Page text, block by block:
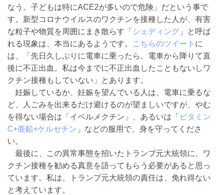
なう。子どもは特にACE2が多いので危険」だという事で
す。新型コロナウイルスのワクチンを接種した人が、有害
な粒子や物質を周囲にまき散らす「 シェディング 」と呼ば
れる現象は、本当にあるようです。
こちらのツイート に
は、「先日久しぶりに電車に乗ったら、電車から降りて直
後に不正出血。私は今までに不正出血したこともないしワ
クチン接種もしていない」とあります。
妊娠しているか、妊娠を望んでいる人は、電車に乗るな
ど、人ごみを出来るだけ避けるのが望ましいですが、やむ
を得ない場合は「イベルメクチン」、あるいは「 ビタミン
C+亜鉛+ケルセチン 」などの服用で、身を守ってくださ
い。
最後に、この異常事態を招いたトランプ元大統領に、ワ
クチン接種を勧める真意を語ってもらう必要があると思っ
ています。私は、トランプ元大統領の責任は、免れ得ない
と考えています。